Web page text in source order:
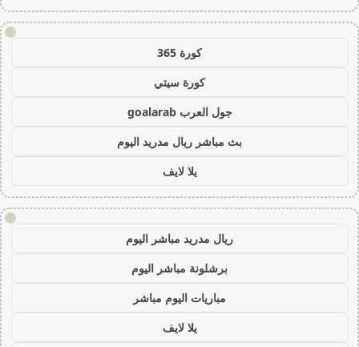
!
كورة 365
كورة سيتي
جول العرب goalarab
بث مباشر ريال مدريد اليوم
يلا لايف
!
ريال مدريد مباشر اليوم
برشلونة مباشر اليوم
مباريات اليوم مباشر
يلا لايف